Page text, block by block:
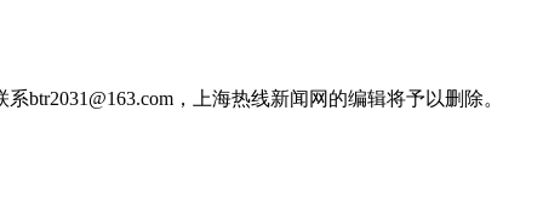
，上海热线新闻网的编辑将予以删除。